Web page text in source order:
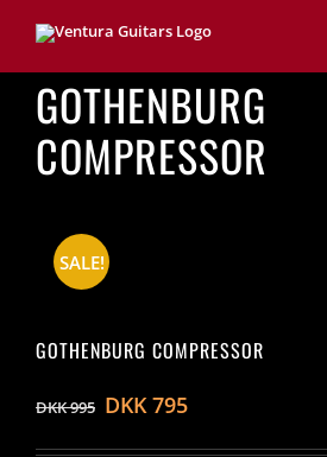
content
GOTHENBURG
COMPRESSOR
SALE!
GOTHENBURG COMPRESSOR
DKK995 DKK795